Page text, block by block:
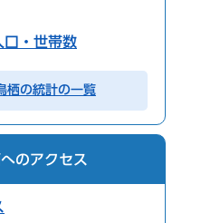
口・世帯数
栖の統計の一覧
のアクセス